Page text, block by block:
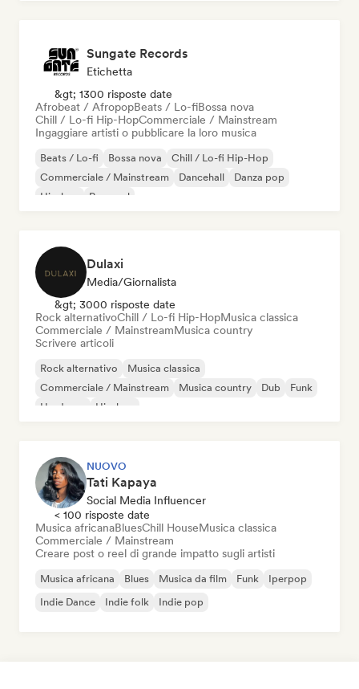
Sungate Records
Etichetta
&gt; 1300 risposte date
Afrobeat / AfropopBeats / Lo-fiBossa nova
Chill / Lo-fi Hip-HopCommerciale / Mainstream
Ingaggiare artisti o pubblicare la loro musica
Beats / Lo-fi Bossa nova
Chill / Lo-fi Hip-Hop
Commerciale / Mainstream
Dancehall
Danza pop
Hip-hop
Pop soul
Dulaxi
Media/Giornalista
&gt; 3000 risposte date
Rock alternativoChill / Lo-fi Hip-HopMusica classica
Commerciale / MainstreamMusica country
Scrivere articoli
Rock alternativo
Musica classica
Commerciale / Mainstream
Musica country Dub
Funk
Hardcore
Hip-hop
NUOVO
Tati Kapaya
Social Media Influencer
< 100 risposte date
Musica africanaBluesChill HouseMusica classica
Commerciale / Mainstream
Creare post o reel di grande impatto sugli artisti
Musica africana Blues Musica da film Funk
Iperpop
Indie Dance
Indie folk Indie pop